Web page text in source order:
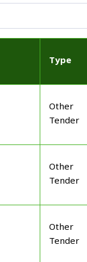
Type
Other
Tender
Other
Tender
Other
Tender